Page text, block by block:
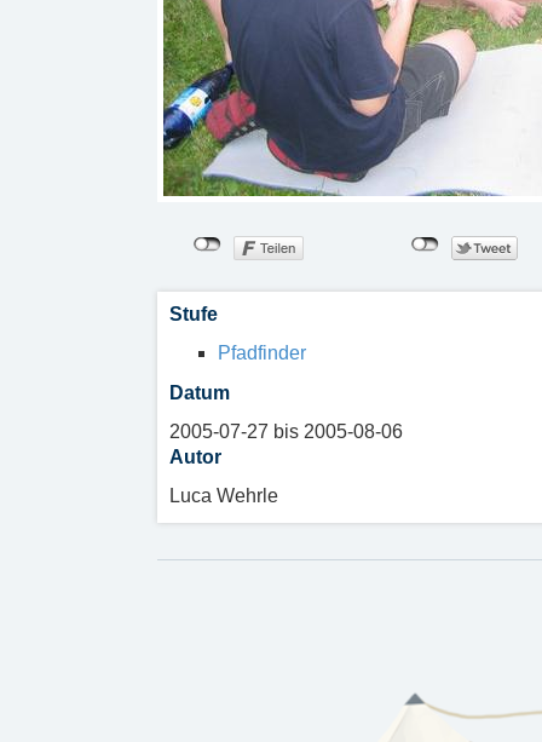
Stufe
Pfadfinder
Datum
2005-07-27 bis 2005-08-06
Autor
Luca Wehrle